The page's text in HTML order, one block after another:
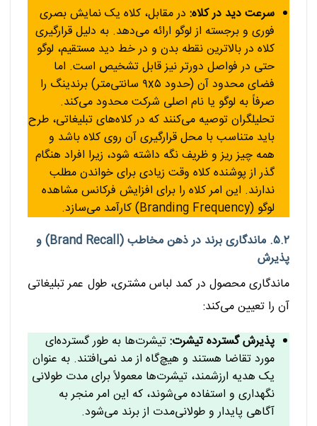
سرعت دید در کلاه:در مقابل، کلاه یک نمایش بصری
فوری و برجسته از لوگو ارائه می‌دهد. به دلیل قرارگیری
کلاه در بالاترین نقطه بدن و در خط دید مستقیم، لوگو
حتی در فواصل دورتر نیز قابل تشخیص است. اما
فضای محدود آن (حدود ۹x۵ سانتی‌متر) برندینگ را
صرفاً به لوگو یا نام اصلی شرکت محدود می‌کند.
تحلیلگران توصیه می‌کنند که در کلاه‌های تبلیغاتی، طرح
باید متناسب با محل قرارگیری آن روی کلاه باشد و
همه چیز ریز و ظریف نگه داشته شود، زیرا افراد هنگام
گذر از پوشنده کلاه وقت زیادی برای خواندن مطلب
ندارند. این امر کلاه را برای افزایش فرکانس مشاهده
لوگو (Branding Frequency) کارآمد می‌سازد.
۵.۲. ماندگاری برند در ذهن مخاطب (Brand Recall) و
پذیرش
ماندگاری محصول در کمد لباس مشتری، طول عمر تبلیغاتی
آن را تعیین می‌کند:
پذیرش گسترده تیشرت:تیشرت‌ها به طور گسترده‌ای
مورد تقاضا هستند و هیچ‌گاه از مد نمی‌افتند. به عنوان
یک هدیه ارزشمند، تیشرت‌ها معمولاً برای مدت طولانی
نگهداری و استفاده می‌شوند، که این امر منجر به
آگاهی پایدار و طولانی‌مدت از برند می‌شود.